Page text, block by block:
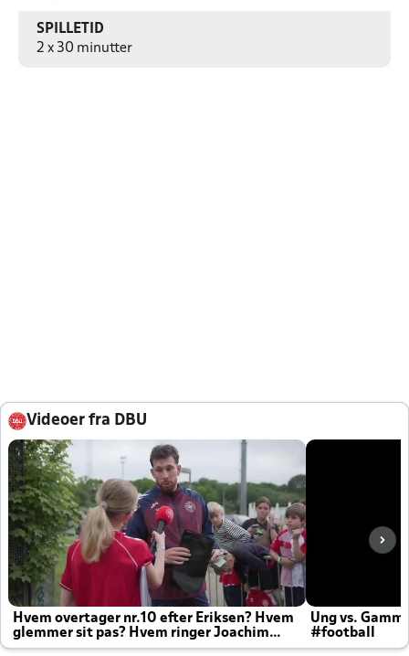
SPILLETID
2 x 30 minutter
Videoer fra DBU
Hvem overtager nr.10 efter Eriksen? Hvem
glemmer sit pas? Hvem ringer Joachim
altid til efter kampe?
Ung vs.
#football